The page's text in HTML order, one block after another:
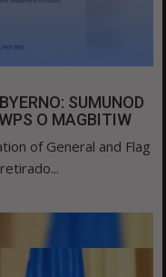
SUMUNOD
O MAGBITIW
of General and Flag